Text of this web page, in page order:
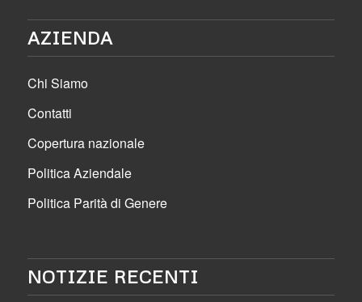
AZIENDA
Chi Siamo
Contatti
Copertura nazionale
Politica Aziendale
Politica Parità di Genere
NOTIZIE RECENTI